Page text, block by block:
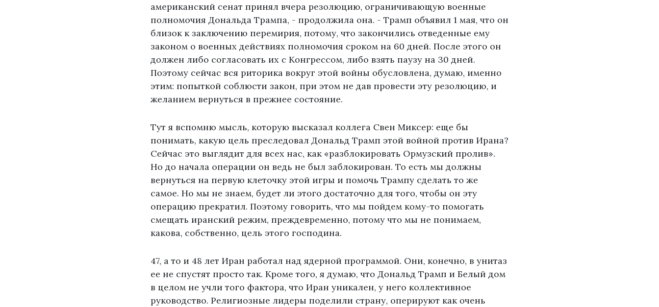
американский сенат принял вчера резолюцию, ограничивающую военные
полномочия Дональда Трампа, - продолжила она. - Трамп объявил 1 мая, что он
близок к заключению перемирия, потому, что закончились отведенные ему
законом о военных действиях полномочия сроком на 60 дней. После этого он
должен либо согласовать их с Конгрессом, либо взять паузу на 30 дней.
Поэтому сейчас вся риторика вокруг этой войны обусловлена, думаю, именно
этим: попыткой соблюсти закон, при этом не дав провести эту резолюцию, и
желанием вернуться в прежнее состояние.
Тут я вспомню мысль, которую высказал коллега Свен Миксер: еще бы
понимать, какую цель преследовал Дональд Трамп этой войной против Ирана?
Сейчас это выглядит для всех нас, как «разблокировать Ормузский пролив».
Но до начала операции он ведь не был заблокирован. То есть мы должны
вернуться на первую клеточку этой игры и помочь Трампу сделать то же
самое. Но мы не знаем, будет ли этого достаточно для того, чтобы он эту
операцию прекратил. Поэтому говорить, что мы пойдем кому-то помогать
смещать иранский режим, преждевременно, потому что мы не понимаем,
какова, собственно, цель этого господина.
47, а то и 48 лет Иран работал над ядерной программой. Они, конечно, в унитаз
ее не спустят просто так. Кроме того, я думаю, что Дональд Трамп и Белый дом
в целом не учли того фактора, что Иран уникален, у него коллективное
руководство. Религиозные лидеры поделили страну, оперируют как очень